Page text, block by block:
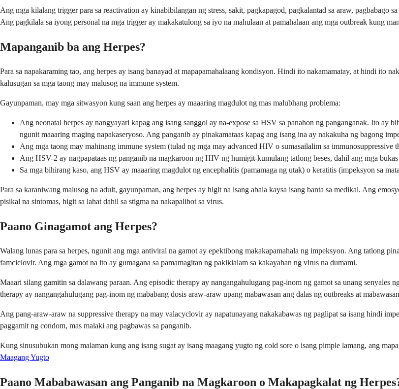
Ang mga kilalang trigger para sa reactivation ay kinabibilangan ng stress, sakit, pagkapagod, pagkalantad sa araw, pagbabago
Ang pagkilala sa iyong personal na mga trigger ay makakatulong sa iyo na mahulaan at pamahalaan ang mga outbreak kung
Mapanganib ba ang Herpes?
Para sa napakaraming tao, ang herpes ay isang banayad at mapapamahalaang kondisyon. Hindi ito nakamamatay, at hindi ito
kalusugan sa mga taong may malusog na immune system.
Gayunpaman, may mga sitwasyon kung saan ang herpes ay maaaring magdulot ng mas malubhang problema:
Ang neonatal herpes ay nangyayari kapag ang isang sanggol ay na-expose sa HSV sa panahon ng panganganak. Ito ay
ngunit maaaring maging napakaseryoso. Ang panganib ay pinakamataas kapag ang isang ina ay nakakuha ng bagong
Ang mga taong may mahinang immune system (tulad ng mga may advanced HIV o sumasailalim sa immunosuppressive
Ang HSV-2 ay nagpapataas ng panganib na magkaroon ng HIV ng humigit-kumulang tatlong beses, dahil ang mga
Sa mga bihirang kaso, ang HSV ay maaaring magdulot ng encephalitis (pamamaga ng utak) o keratitis (impeksyon sa
Para sa karaniwang malusog na adult, gayunpaman, ang herpes ay higit na isang abala kaysa isang banta sa medikal. Ang
pisikal na sintomas, higit sa lahat dahil sa stigma na nakapalibot sa virus.
Paano Ginagamot ang Herpes?
Walang lunas para sa herpes, ngunit ang mga antiviral na gamot ay epektibong makakapamahala ng impeksyon. Ang tatlong
famciclovir. Ang mga gamot na ito ay gumagana sa pamamagitan ng pakikialam sa kakayahan ng virus na dumami.
Maaari silang gamitin sa dalawang paraan. Ang episodic therapy ay nangangahulugang pag-inom ng gamot sa unang
therapy ay nangangahulugang pag-inom ng mababang dosis araw-araw upang mabawasan ang dalas ng outbreaks at
Ang pang-araw-araw na suppressive therapy na may valacyclovir ay napatunayang nakakabawas ng paglipat sa isang hindi
paggamit ng condom, mas malaki ang pagbawas sa panganib.
Kung sinusubukan mong malaman kung ang isang sugat ay isang maagang yugto ng cold sore o isang pimple lamang, ang
Maagang Yugto
Paano Mababawasan ang Panganib na Magkaroon o Makapagkalat ng